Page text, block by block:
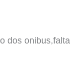
dos